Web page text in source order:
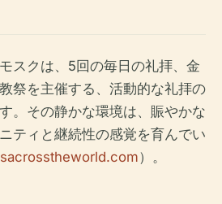
スクは、5回の毎日の礼拝、金
祭を主催する、活動的な礼拝の
。その静かな環境は、賑やかな
ティと継続性の感覚を育んでい
）。